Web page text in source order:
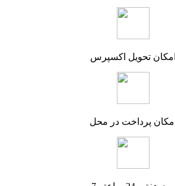
امکان تحویل اکسپرس
امکان پرداخت در محل